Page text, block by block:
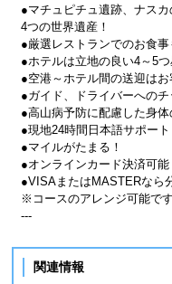
●マチュピチュ遺跡、ナス
4つの世界遺産！
●厳選レストランでのお食事
●ホテルは立地の良い4～5つ
●空港～ホテル間の送迎はお
●ガイド、ドライバーへのチ
●高山病予防に配慮した身体
●現地24時間日本語サポート
●マイルがたまる！
●オンラインカード決済可能
●VISAまたはMASTERなら
※コースのアレンジ可能です
---
関連情報